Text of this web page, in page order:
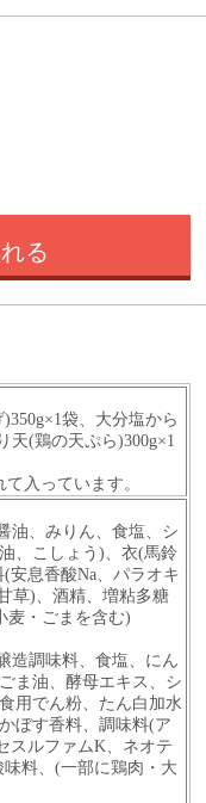
る
袋、大分塩から
天(鶏の天ぷら)300g×1
入っています。
油、みりん、食塩、シ
、こしょう)、衣(馬鈴
安息香酸Na、パラオキ
草)、酒精、増粘多糖
麦・ごまを含む)
造調味料、食塩、にん
ま油、酵母エキス、シ
用でん粉、たん白加水
ぼす香料、 調味料(ア
スルファムK、ネオテ
料、(一部に鶏肉・大